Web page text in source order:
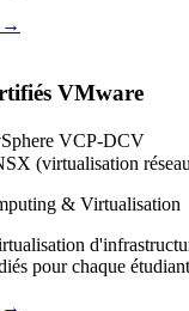
→
VMware
VCP-DCV
(virtualisation
& Virtualisation
pour chaque
→